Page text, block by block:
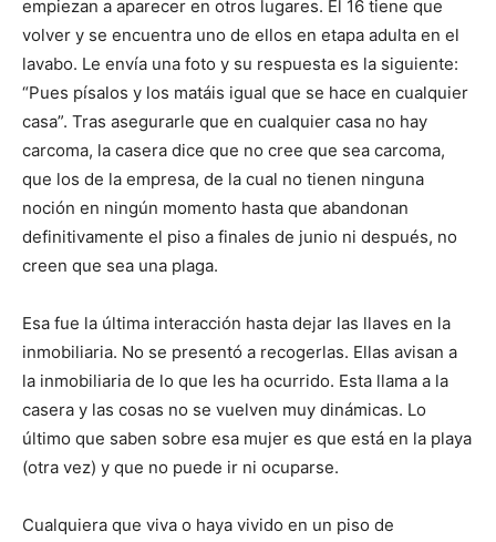
empiezan a aparecer en otros lugares. El 16 tiene que
volver y se encuentra uno de ellos en etapa adulta en el
lavabo. Le envía una foto y su respuesta es la siguiente:
“Pues písalos y los matáis igual que se hace en cualquier
casa”. Tras asegurarle que en cualquier casa no hay
carcoma, la casera dice que no cree que sea carcoma,
que los de la empresa, de la cual no tienen ninguna
noción en ningún momento hasta que abandonan
definitivamente el piso a finales de junio ni después, no
creen que sea una plaga.
Esa fue la última interacción hasta dejar las llaves en la
inmobiliaria. No se presentó a recogerlas. Ellas avisan a
la inmobiliaria de lo que les ha ocurrido. Esta llama a la
casera y las cosas no se vuelven muy dinámicas. Lo
último que saben sobre esa mujer es que está en la playa
(otra vez) y que no puede ir ni ocuparse.
Cualquiera que viva o haya vivido en un piso de